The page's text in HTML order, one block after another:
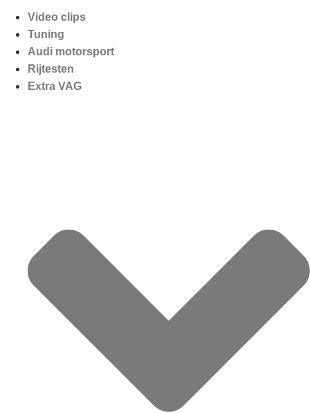
Video clips
Tuning
Audi motorsport
Rijtesten
Extra VAG